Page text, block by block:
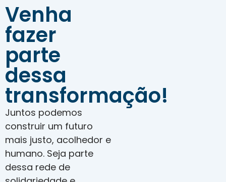
Venha
fazer
parte
dessa
transformação!
Juntos podemos
construir um futuro
mais justo, acolhedor e
humano. Seja parte
dessa rede de